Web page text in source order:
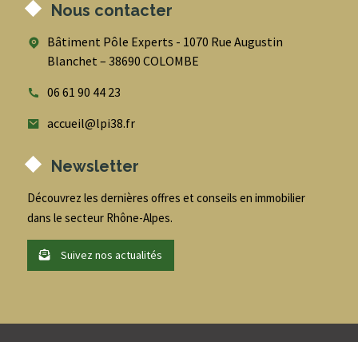
Nous contacter
Bâtiment Pôle Experts - 1070 Rue Augustin
Blanchet – 38690 COLOMBE
06 61 90 44 23
accueil@lpi38.fr
Newsletter
Découvrez les dernières offres et conseils en immobilier
dans le secteur Rhône-Alpes.
Suivez nos actualités